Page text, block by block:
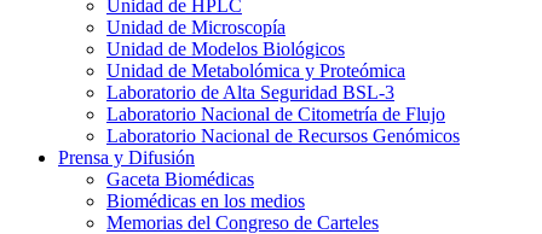
Unidad de HPLC
Unidad de Microscopía
Unidad de Modelos Biológicos
Unidad de Metabolómica y Proteómica
Laboratorio de Alta Seguridad BSL-3
Laboratorio Nacional de Citometría de Flujo
Laboratorio Nacional de Recursos Genómicos
Prensa y Difusión
Gaceta Biomédicas
Biomédicas en los medios
Memorias del Congreso de Carteles